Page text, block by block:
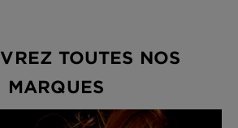
TOUTES NOS
MARQUES